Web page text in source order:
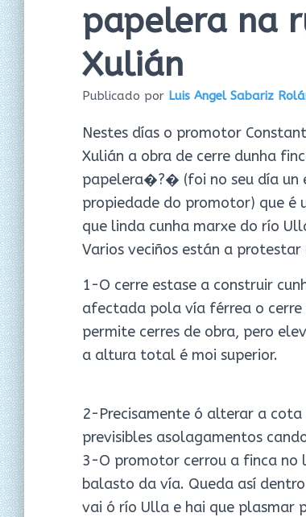
papelera na
Xulián
Publicado por Luis Angel Sabariz
Nestes días o promotor
Xulián a obra de cerre dunha
papelera�?� (foi no seu día un
propiedade do promotor) que é
que linda cunha marxe do río
Varios veciños están a
1-O cerre estase a construir
afectada pola vía férrea o cerre
permite cerres de obra, pero
a altura total é moi superior.
2-Precisamente ó alterar a cota
previsibles asolagamentos
3-O promotor cerrou a finca no
balasto da vía. Queda así
vai ó río Ulla e hai que plasmar